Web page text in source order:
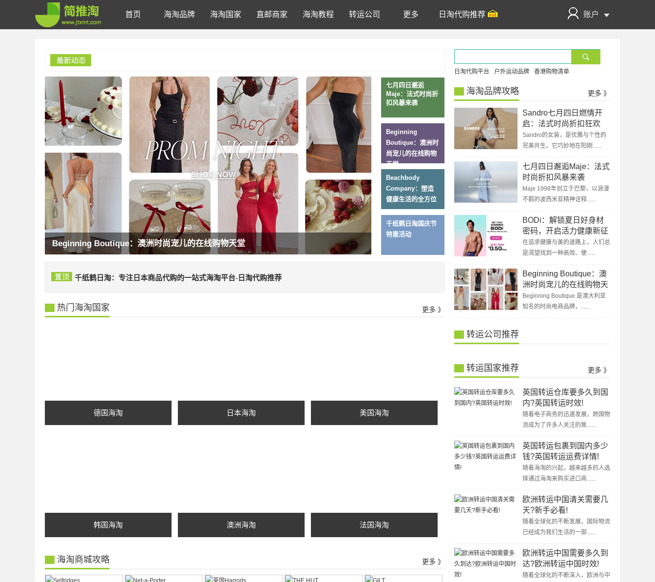
首页 海淘品牌 海淘国家 直邮商家 海淘教程 转运公司 更多 日淘代购推荐 账户
Beachbody Company：塑造健康生活的全方位健身平台
七月四日邂逅
Maje：法式时尚折
扣风暴来袭
Beginning
Boutique：澳洲时
尚宠儿的在线购物
天堂
Beachbody
Company：塑造
健康生活的全方位
千纸鹤日淘国庆节
特惠活动
千纸鹤日淘：专注日本商品代购的一站式海淘平台-日淘代购推荐
热门海淘国家 更多 》
德国海淘 日本海淘 美国海淘
韩国海淘 澳洲海淘 法国海淘
海淘商城攻略 更多 》
日淘代购平台 户外运动品牌 香港购物清单
海淘品牌攻略 更多 》
Sandro七月四日燃情开
启：法式时尚折扣狂欢
Sandro的女装，是优雅与个性的
完美共生。它巧妙地在阳刚......
七月四日邂逅Maje：法式
时尚折扣风暴来袭
Maje 1998年创立于巴黎，以浪漫
不羁的波西米亚精神诠释......
BODi：解锁夏日好身材
密码，开启活力健康新征
程
在追求健康与美的道路上，人们总
是渴望找到一种高效、便......
Beginning Boutique：澳
洲时尚宠儿的在线购物天
堂
Beginning Boutique 是澳大利亚
知名的时尚电商品牌，......
转运公司推荐
转运国家推荐 更多 》
英国转运仓库要多久到国
内?英国转运时效!
随着电子商务的迅速发展，跨国物
流成为了许多人关注的焦......
英国转运包裹到国内多少
钱?英国转运运费详情!
随着海淘的兴起，越来越多的人选
择通过海淘来购买进口商......
欧洲转运中国清关需要几
天?新手必看!
随着全球化的不断发展，国际物流
已经成为我们生活的一部......
欧洲转运中国需要多久到
达?欧洲转运中国时效!
随着全球化的不断深入，欧洲与中